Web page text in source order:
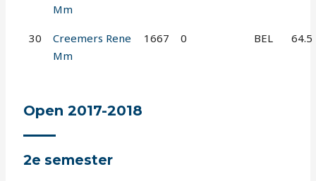
Mm
30
Creemers Rene
Mm
1667 0 BEL 64.5
Open 2017-2018
2e semester